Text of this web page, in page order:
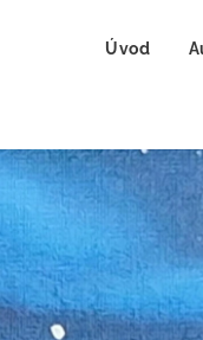
Úvod